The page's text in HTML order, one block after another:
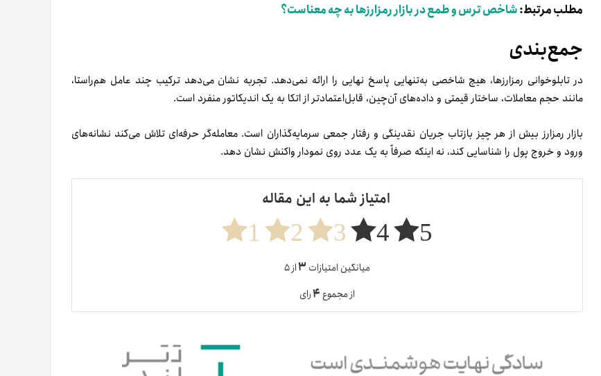
مطلب مرتبط:شاخص ترس و طمع در بازار رمزارزها به چه معناست؟
جمع‌بندی
در تابلوخوانی رمزارزها، هیچ شاخصی به‌تنهایی پاسخ نهایی را ارائه نمی‌دهد. تجربه نشان می‌دهد ترکیب چند عامل هم‌راستا،
مانند حجم معاملات، ساختار قیمتی و داده‌های آن‌چین، قابل‌اعتمادتر از اتکا به یک اندیکاتور منفرد است.
بازار رمزارز بیش از هر چیز بازتاب جریان نقدینگی و رفتار جمعی سرمایه‌گذاران است. معامله‌گر حرفه‌ای تلاش می‌کند نشانه‌های
ورود و خروج پول را شناسایی کند، نه اینکه صرفاً به یک عدد روی نمودار واکنش نشان دهد.
امتیاز شما به این مقاله
5
4
3
2
1
میانگین امتیازات۳از ۵
از مجموع۴رای